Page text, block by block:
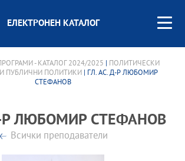
ЕЛЕКТРОНЕН КАТАЛОГ
- КАТАЛОГ 2024/2025
ПОЛИТИЧЕСКИ
ПУБЛИЧНИ ПОЛИТИКИ | ГЛ. АС. Д-Р ЛЮБОМИР
СТЕФАНОВ
Р ЛЮБОМИР СТЕФАНОВ
Всички преподаватели